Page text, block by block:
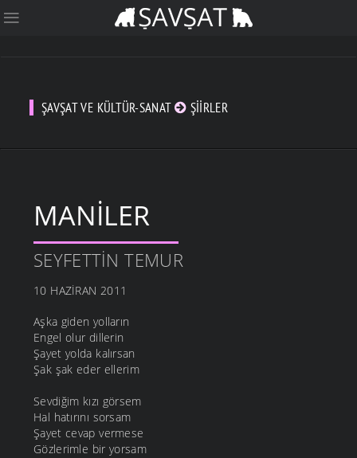
ŞAVŞAT VE KÜLTÜR-SANAT ŞIIRLER
MANILER
SEYFETTIN TEMUR
10 HAZIRAN 2011
Aşka giden yolların
Engel olur dillerin
Şayet yolda kalırsan
Şak şak eder ellerim
Sevdiğim kızı görsem
Hal hatırını sorsam
Şayet cevap vermese
Gözlerimle bir yorsam